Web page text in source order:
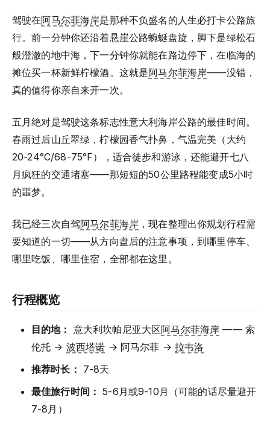
驾驶在阿马尔菲海岸是那种不负盛名的人生必打卡公路旅
行。前一分钟你还沿着悬崖公路蜿蜒盘旋，脚下是绿松石
般澄澈的地中海，下一分钟你就能在路边停下，在临海的
摊位买一杯新鲜柠檬酒。这就是阿马尔菲海岸——没错，
真的值得你亲自来开一次。
五月绝对是驾驶这条标志性意大利海岸公路的最佳时间。
春雨过后山丘翠绿，柠檬园香气扑鼻，气温完美（大约
20-24°C/68-75°F），适合徒步和游泳，还能避开七八
月疯狂的交通堵塞——那短短的50公里路程能变成5小时
的噩梦。
我已经三次自驾阿马尔菲海岸 ，现在整理出你规划行程需
要知道的一切——从方向盘后的注意事项，到哪里停车、
哪里吃饭、哪里住宿，全部都在这里。
行程概览
目的地： 意大利坎帕尼亚大区阿马尔菲海岸 —— 索
伦托 → 波西塔诺 → 阿马尔菲 →拉韦洛
推荐时长： 7-8天
最佳旅行时间： 5-6月或9-10月（可能的话尽量避开
7-8月）